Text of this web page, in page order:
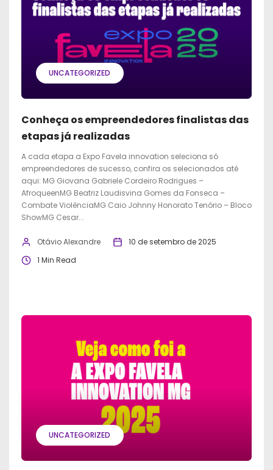
UNCATEGORIZED
Conheça os empreendedores finalistas das
etapas já realizadas
A cada etapa a Expo Favela innovation seleciona só
empreendedores de sucesso, confira os selecionados até
aqui: MG Giovana Gabriele Cordeiro Rodrigues –
AfroqueenMG Beatriz Laudisvina Gomes da Fonseca –
Combate ViolênciaMG Caio Johnny Honorato Tenório – Bloco
ShowMG Cesar...
Otávio Alexandre
10 de setembro de 2025
1 Min Read
UNCATEGORIZED